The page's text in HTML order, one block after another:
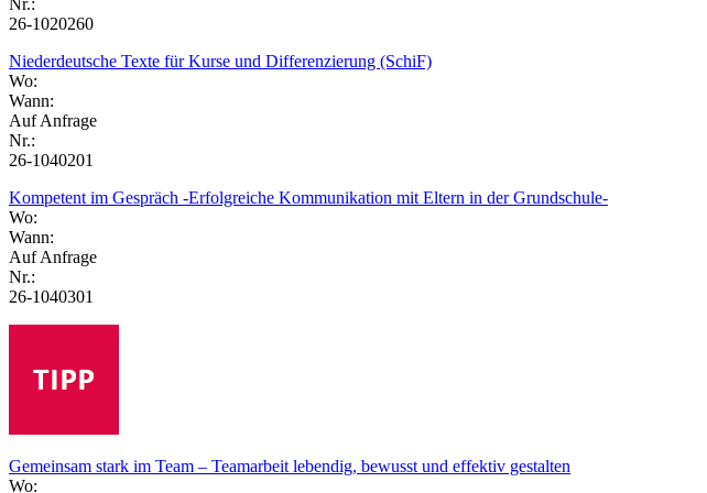
26-1020260
Niederdeutsche Texte für Kurse und Differenzierung (SchiF)
Wo:
Wann:
Auf Anfrage
Nr.:
26-1040201
Kompetent im Gespräch -Erfolgreiche Kommunikation mit Eltern in der Grundschule-
Wo:
Wann:
Auf Anfrage
Nr.:
26-1040301
Gemeinsam stark im Team – Teamarbeit lebendig, bewusst und effektiv gestalten
Wo: